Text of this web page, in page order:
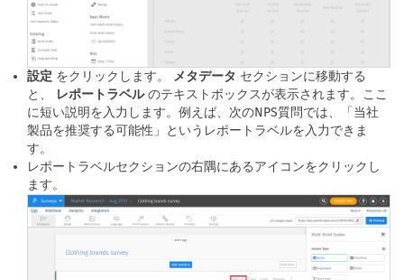
設定 をクリックします。 メタデータ セクションに移動する
と、
レポートラベルのテキストボックスが表示されます。ここ
に短い説明を入力します。例えば、次のNPS質問では、「当社
製品を推奨する可能性」というレポートラベルを入力できま
す。
レポートラベルセクションの右隅にあるアイコンをクリックし
ます。